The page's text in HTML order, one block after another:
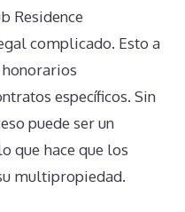
Residence
complicado. Esto a
específicos. Sin
puede ser un
que hace que los
multipropiedad.